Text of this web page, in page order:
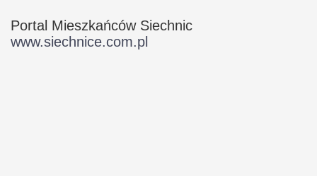
Portal Mieszkańców Siechnic
www.siechnice.com.pl